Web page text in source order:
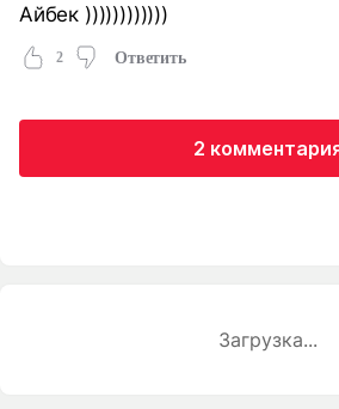
Айбек ))))))))))))
2 Ответить
2
Загрузка...